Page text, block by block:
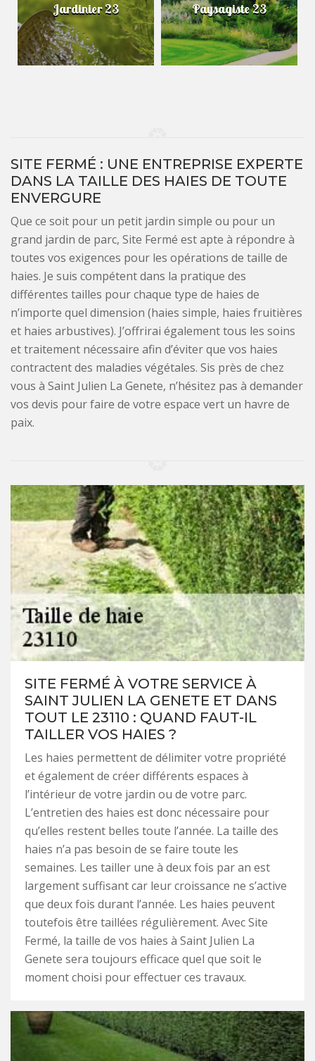
Jardinier 23 Paysagiste 23
SITE FERMÉ : UNE ENTREPRISE EXPERTE
DANS LA TAILLE DES HAIES DE TOUTE
ENVERGURE
Que ce soit pour un petit jardin simple ou pour un
grand jardin de parc, Site Fermé est apte à répondre à
toutes vos exigences pour les opérations de taille de
haies. Je suis compétent dans la pratique des
différentes tailles pour chaque type de haies de
n’importe quel dimension (haies simple, haies fruitières
et haies arbustives). J’offrirai également tous les soins
et traitement nécessaire afin d’éviter que vos haies
contractent des maladies végétales. Sis près de chez
vous à Saint Julien La Genete, n’hésitez pas à demander
vos devis pour faire de votre espace vert un havre de
paix.
SITE FERMÉ À VOTRE SERVICE À
SAINT JULIEN LA GENETE ET DANS
TOUT LE 23110 : QUAND FAUT-IL
TAILLER VOS HAIES ?
Les haies permettent de délimiter votre propriété
et également de créer différents espaces à
l’intérieur de votre jardin ou de votre parc.
L’entretien des haies est donc nécessaire pour
qu’elles restent belles toute l’année. La taille des
haies n’a pas besoin de se faire toute les
semaines. Les tailler une à deux fois par an est
largement suffisant car leur croissance ne s’active
que deux fois durant l’année. Les haies peuvent
toutefois être taillées régulièrement. Avec Site
Fermé, la taille de vos haies à Saint Julien La
Genete sera toujours efficace quel que soit le
moment choisi pour effectuer ces travaux.